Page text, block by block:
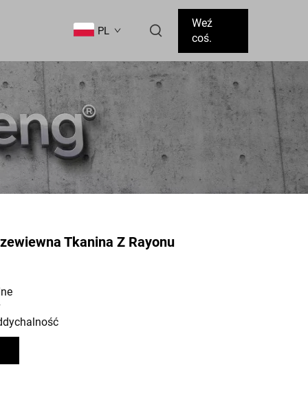
PL
Weź
coś.
Tkanina Z Rayonu